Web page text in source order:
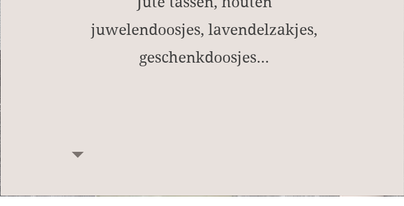
juwelendoosjes, lavendelzakjes,
geschenkdoosjes...